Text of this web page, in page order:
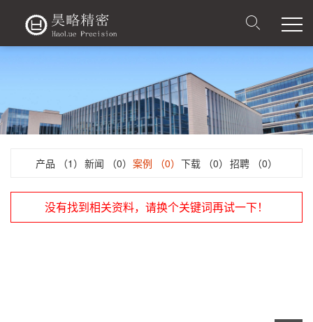
产品 （1） 新闻 （0） 案例 （0） 下载 （0） 招聘 （0）
没有找到相关资料，请换个关键词再试一下！